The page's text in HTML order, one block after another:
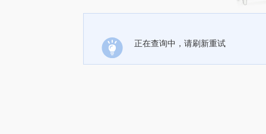
正在查询中，请刷新重试